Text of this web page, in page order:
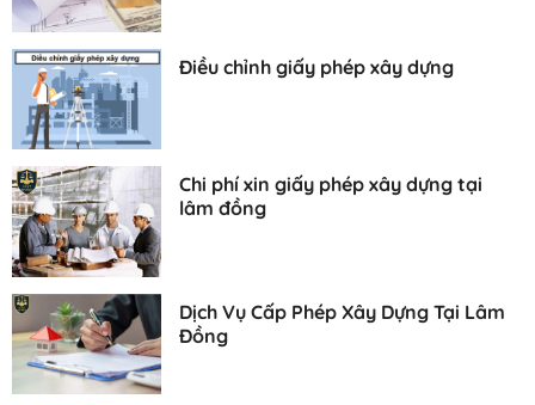
Điều chỉnh giấy phép xây dựng
Chi phí xin giấy phép xây dựng tại
lâm đồng
Dịch Vụ Cấp Phép Xây Dựng Tại Lâm
Đồng